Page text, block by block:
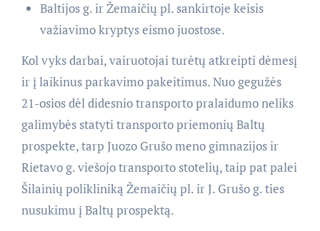
Baltijos g. ir Žemaičių pl. sankirtoje keisis
važiavimo kryptys eismo juostose.
Kol vyks darbai, vairuotojai turėtų atkreipti dėmesį
ir į laikinus parkavimo pakeitimus. Nuo gegužės
21-osios dėl didesnio transporto pralaidumo neliks
galimybės statyti transporto priemonių Baltų
prospekte, tarp Juozo Grušo meno gimnazijos ir
Rietavo g. viešojo transporto stotelių, taip pat palei
Šilainių polikliniką Žemaičių pl. ir J. Grušo g. ties
nusukimu į Baltų prospektą.